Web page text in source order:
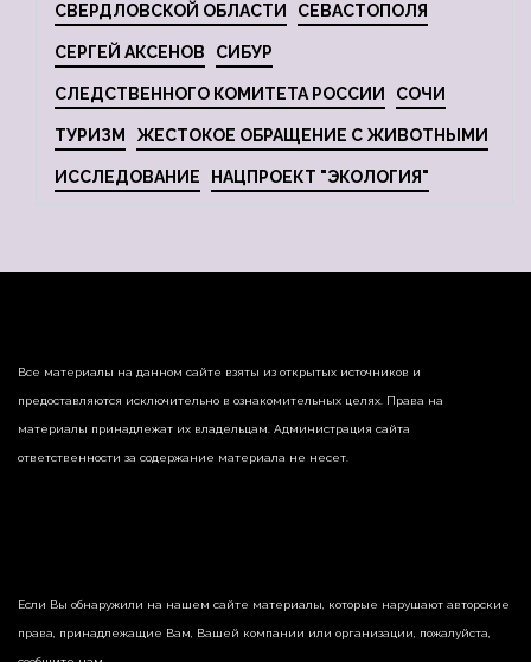
СВЕРДЛОВСКОЙ ОБЛАСТИ СЕВАСТОПОЛЯ
СЕРГЕЙ АКСЕНОВ СИБУР
СЛЕДСТВЕННОГО КОМИТЕТА РОССИИ СОЧИ
ТУРИЗМ ЖЕСТОКОЕ ОБРАЩЕНИЕ С ЖИВОТНЫМИ
ИССЛЕДОВАНИЕ НАЦПРОЕКТ "ЭКОЛОГИЯ"
Все материалы на данном сайте взяты из открытых источников и
предоставляются исключительно в ознакомительных целях. Права на
материалы принадлежат их владельцам. Администрация сайта
ответственности за содержание материала не несет.
Если Вы обнаружили на нашем сайте материалы, которые нарушают авторские
права, принадлежащие Вам, Вашей компании или организации, пожалуйста,